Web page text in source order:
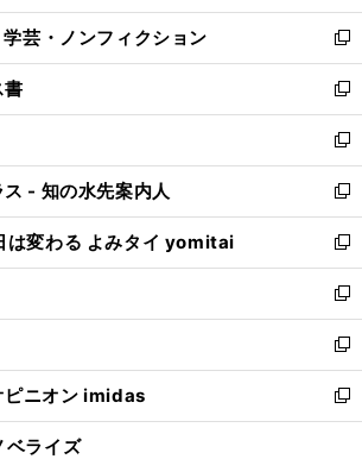
開
く
ウ
で
開
く
ン
ド
ウ
で
開
く
ウ
ィ
ン
ド
ウ
で
開
く
芸・ノンフィクション
新
し
い
ウ
ィ
ン
ド
ウ
で
開
く
書
新
し
い
ウ
ィ
ン
ド
ウ
で
開
く
新
し
い
ウ
ィ
ン
ド
ウ
で
開
く
- 知の水先案内人
新
し
い
ウ
ィ
ン
ド
ウ
で
開
は変わる よみタイ yomitai
新
し
い
ウ
ィ
ン
ド
ウ
新
し
い
ウ
ィ
ン
新
し
い
ウ
ピニオン imidas
新
し
ベライズ